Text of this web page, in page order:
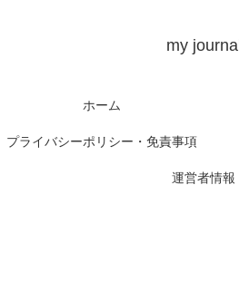
my journal
ホーム
プライバシーポリシー・免責事項
運営者情報